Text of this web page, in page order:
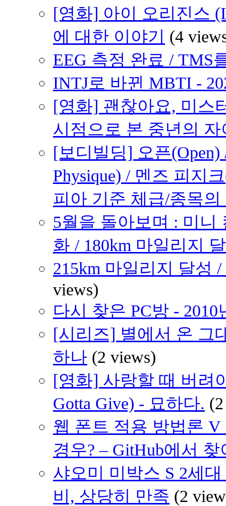
[영화] 아이 오리진스
에 대한 이야기
(4
EEG 측정 완료 / TMS
INTJ로 바뀐 MBTI -
[영화] 괜찮아요, 미스
시점으로 본 중년의 자
[보디빌딩] 오픈(Open)
Physique) / 멘즈 피지
피아 기준 체급/종목의
5월을 돌아보며 : 미니
화 / 180km 마일리지
215km 마일리지 달성
views)
다시 찾은 PC방 - 2010
[시리즈] 별에서 온 그
하나 (2 views)
[영화] 사랑할 때 버려
Gotta Give) - 묘하다.
웹 폰트 적용 방법론
경우? – GitHub에서 찾
샤오미 미박스 S 2세
비, 상당히 만족 (2